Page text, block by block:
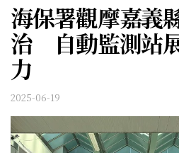
海保署觀摩嘉義
治 自動監測站
力
2025-06-19